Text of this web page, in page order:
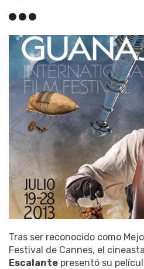
Tras ser reconocido como
Festival de Cannes, el
Escalante presentó su